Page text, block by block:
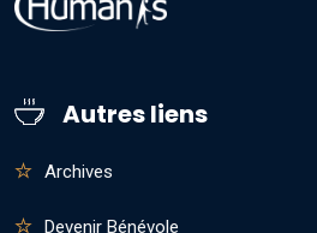
Autres liens
Archives
Devenir Bénévole